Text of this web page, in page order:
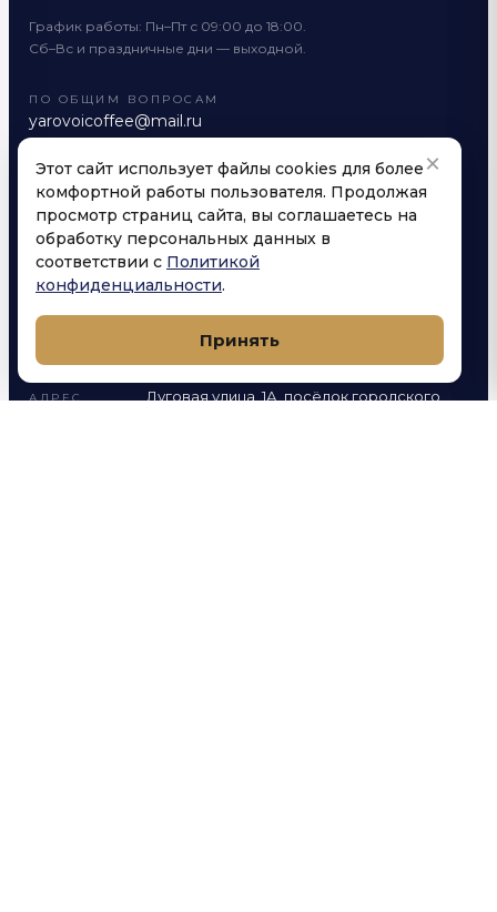
График работы: Пн–Пт с 09:00 до 18:00.
Сб–Вс и праздничные дни — выходной.
ПО ОБЩИМ ВОПРОСАМ
yarovoicoffee@mail.ru
yarovoicoffee@mail.ru
РЕКВИЗИТЫ КОМПАНИИ
ИП Яровой Александр Анатольевич
АДРЕС
Луговая улица, 1А, посёлок городского
×
Этот сайт использует файлы cookies для более
комфортной работы пользователя. Продолжая
просмотр страниц сайта, вы соглашаетесь на
обработку персональных данных в
соответствии с Политикой
конфиденциальности.
Принять